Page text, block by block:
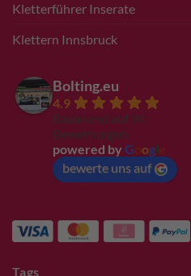
Kletterführer Inserate
Klettern Innsbruck
Bolting.eu
4.9
Basierend auf 94
Bewertungen
powered by G ogl
bewerte uns auf
Tags